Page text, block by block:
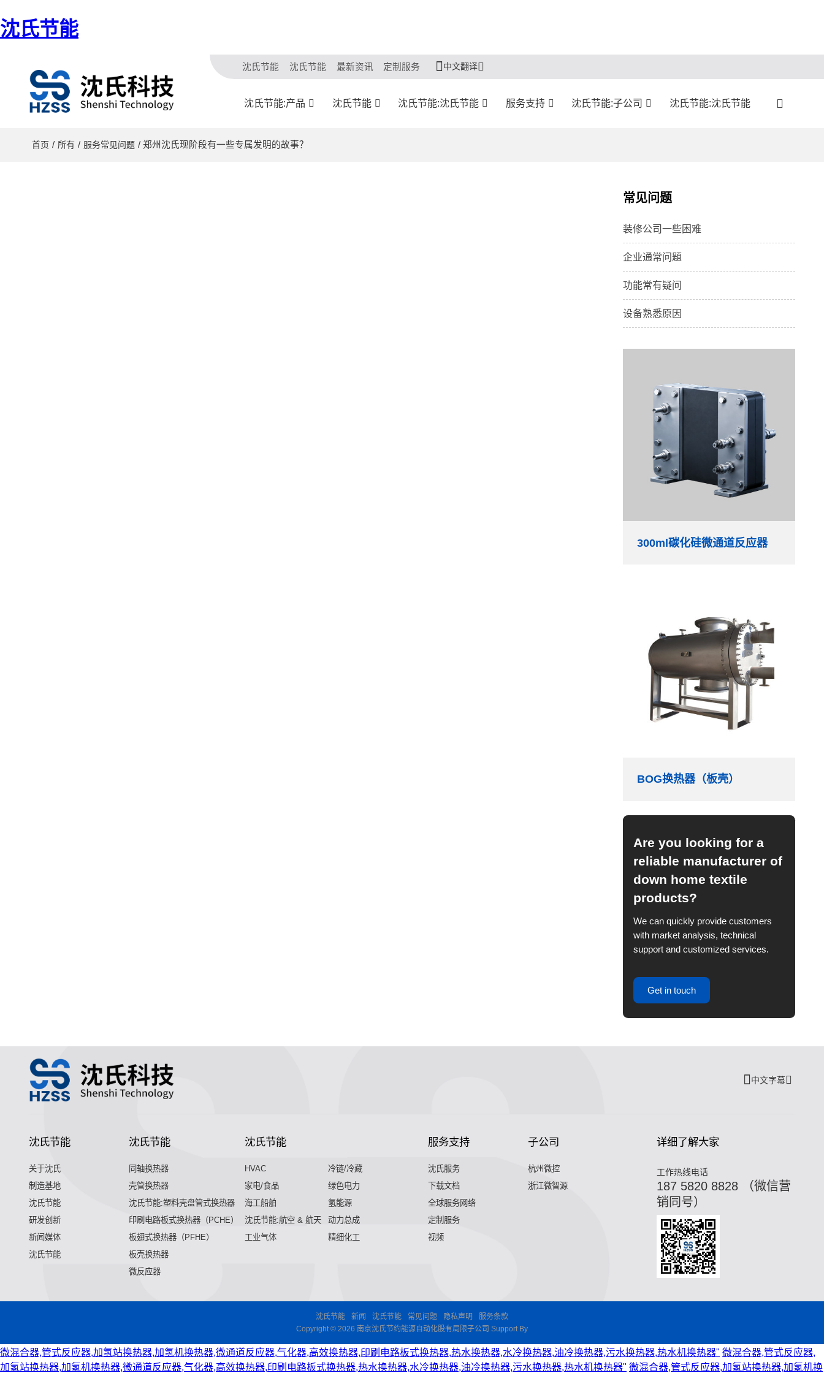
沈氏节能
沈氏节能 沈氏节能 最新资讯 定制服务 中文翻译
沈氏节能:产品 沈氏节能 沈氏节能:沈氏节能 服务支持 沈氏节能:子公司 沈氏节能:沈氏节能
首页 / 所有 / 服务常见问题 / 郑州沈氏现阶段有一些专属发明的故事？
常见问题
装修公司一些困难
企业通常问題
功能常有疑问
设备熟悉原因
300ml碳化硅微通道反应器
BOG换热器（板壳）
Are you looking for a
reliable manufacturer of
down home textile
products?
We can quickly provide customers
with market analysis, technical
support and customized services.
Get in touch
中文字幕
沈氏节能
关于沈氏
制造基地
沈氏节能
研发创新
新闻媒体
沈氏节能
沈氏节能
同轴换热器
壳管换热器
沈氏节能:塑料壳盘管式换热器
印刷电路板式换热器（PCHE）
板翅式换热器（PFHE）
板壳换热器
微反应器
沈氏节能
HVAC
冷链/冷藏
家电/食品
绿色电力
海工船舶
氢能源
沈氏节能:航空 & 航天
动力总成
工业气体
精细化工
服务支持
沈氏服务
下载文档
全球服务网络
定制服务
视频
子公司
杭州微控
浙江微智源
详细了解大家
工作热线电话
187 5820 8828 （微信营
销同号）
沈氏节能 新闻 沈氏节能 常见问题 隐私声明
服务条款
Copyright © 2026 南京沈氏节约能源自动化股有局限子公司 Support By
微混合器,管式反应器,加氢站换热器,加氢机换热器,微通道反应器,气化器,高效换热器,印刷电路板式换热器,热水换热器,水冷换热器,油冷换热器,污水换热器,热水机换热器" 微混合器,管式反应器,
加氢站换热器,加氢机换热器,微通道反应器,气化器,高效换热器,印刷电路板式换热器,热水换热器,水冷换热器,油冷换热器,污水换热器,热水机换热器" 微混合器,管式反应器,加氢站换热器,加氢机换